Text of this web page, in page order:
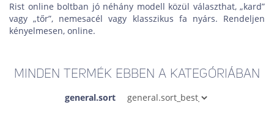
Rist online boltban jó néhány modell közül választhat, „kard”
vagy „tőr”, nemesacél vagy klasszikus fa nyárs. Rendeljen
kényelmesen, online.
MINDEN TERMÉK EBBEN A KATEGÓRIÁBAN
general.sort